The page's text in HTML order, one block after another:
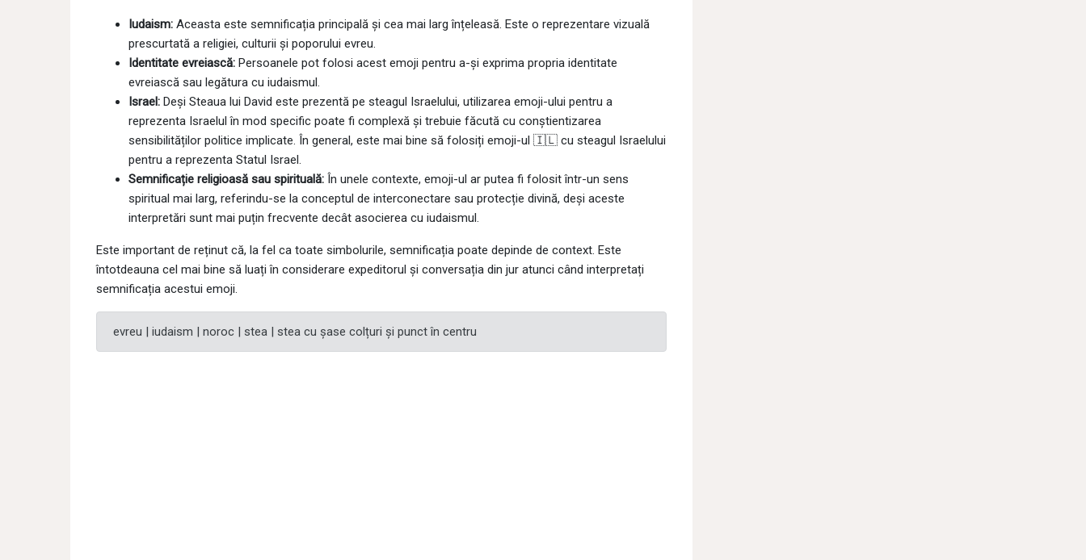
Iudaism: Aceasta este semnificația principală și cea mai larg înțeleasă. Este o reprezentare vizuală
prescurtată a religiei, culturii și poporului evreu.
Identitate evreiască: Persoanele pot folosi acest emoji pentru a-și exprima propria identitate
evreiască sau legătura cu iudaismul.
Israel: Deși Steaua lui David este prezentă pe steagul Israelului, utilizarea emoji-ului pentru a
reprezenta Israelul în mod specific poate fi complexă și trebuie făcută cu conștientizarea
sensibilităților politice implicate. În general, este mai bine să folosiți emoji-ul 🇮🇱 cu steagul Israelului
pentru a reprezenta Statul Israel.
Semnificație religioasă sau spirituală: În unele contexte, emoji-ul ar putea fi folosit într-un sens
spiritual mai larg, referindu-se la conceptul de interconectare sau protecție divină, deși aceste
interpretări sunt mai puțin frecvente decât asocierea cu iudaismul.
Este important de reținut că, la fel ca toate simbolurile, semnificația poate depinde de context. Este
întotdeauna cel mai bine să luați în considerare expeditorul și conversația din jur atunci când interpretați
semnificația acestui emoji.
evreu | iudaism | noroc | stea | stea cu șase colțuri și punct în centru